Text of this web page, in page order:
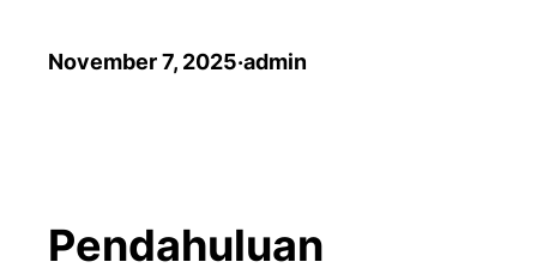
November 7, 2025·admin
Pendahuluan